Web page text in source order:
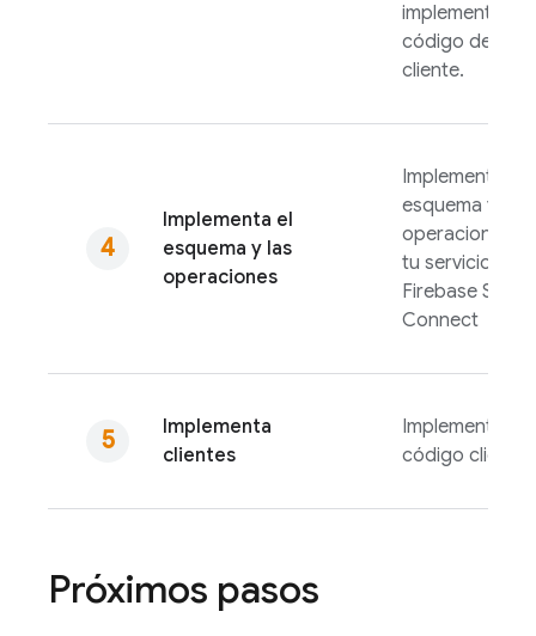
implementa el
código del
cliente.
Implementa el
esquema y las
operaciones
Implementa el
esquema y las
operaciones
tu servicio de
Firebase SQL
Connect
Implementa
clientes
Implementa tu
código cliente
Próximos pasos